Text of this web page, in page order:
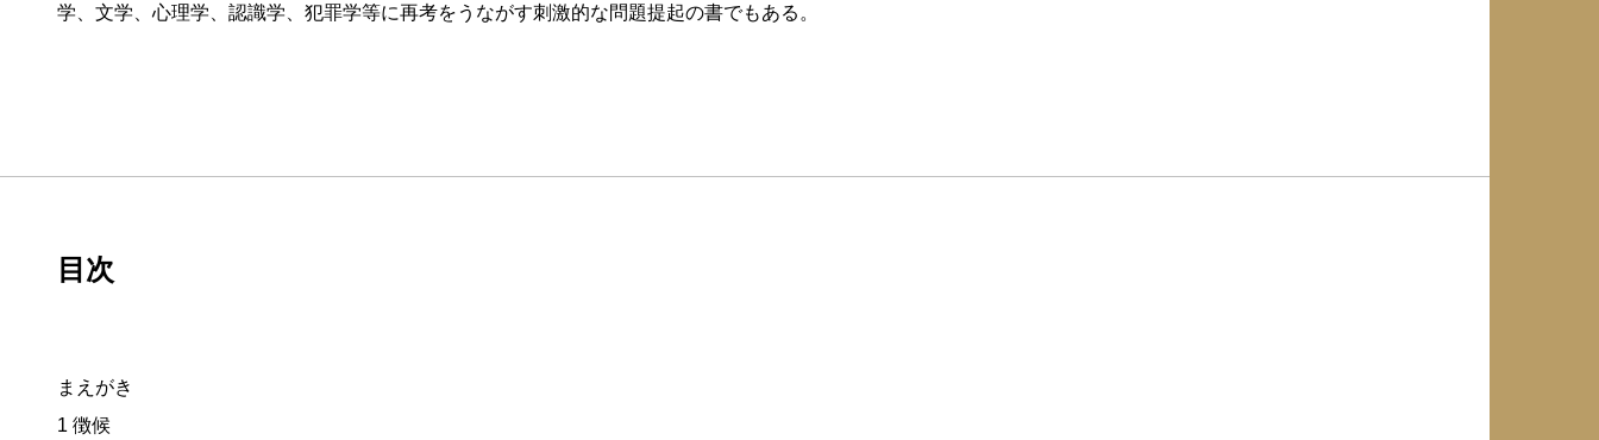
学、文学、心理学、認識学、犯罪学等に再考をうながす刺激的な問題提起の書でもある。
目次
まえがき
1 徴候